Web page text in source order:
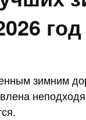
год
зимним